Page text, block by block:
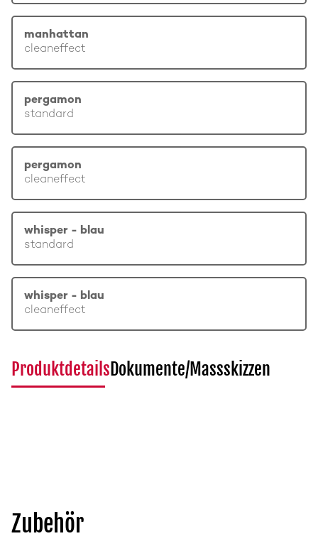
manhattan
cleaneffect
pergamon
standard
pergamon
cleaneffect
whisper - blau
standard
whisper - blau
cleaneffect
ProduktdetailsDokumente/Massskizzen
Zubehör